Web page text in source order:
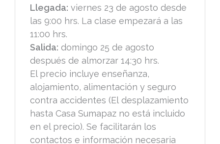
Llegada: viernes 23 de agosto desde
las 9:00 hrs. La clase empezará a las
11:00 hrs.
Salida: domingo 25 de agosto
después de almorzar 14:30 hrs.
El precio incluye enseñanza,
alojamiento, alimentación y seguro
contra accidentes (El desplazamiento
hasta Casa Sumapaz no está incluido
en el precio). Se facilitarán los
contactos e información necesaria